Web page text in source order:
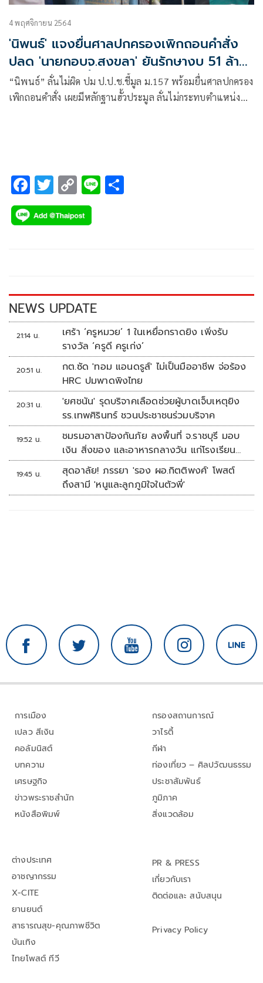
4 พฤศจิกายน 2564
'นิพนธ์' แจงยื่นศาลปกครองเพิกถอนคำสั่ง
ปลด 'นายกอบจ.สงขลา' ยันรักษางบ 51 ล้าน
ไม่เบิกจ่ายเหตุฮั้วประมูล
“นิพนธ์” ลั่นไม่ผิด ปม ป.ป.ช.ชี้มูล ม.157 พร้อมยื่นศาลปกครอง
เพิกถอนคำสั่ง เผยมีหลักฐานฮั้วประมูล ลั่นไม่กระทบตำแหน่ง
F
ac
e
k
T
wi
tt
C
o
p
k
Li
NEWS UPDATE
21:14 น.
เศร้า ‘ครูหมวย’ 1 ในเหยื่อกราดยิง เพิ่งรับ
รางวัล ‘ครูดี ครูเก่ง’
20:51 น.
กต.ซัด 'ทอม แอนดรูส์' ไม่เป็นมืออาชีพ จ่อร้อง
HRC ปมพาดพิงไทย
20:31 น.
'ยศชนัน' รุดบริจาคเลือดช่วยผู้บาดเจ็บเหตุยิง
รร.เทพศิรินทร์ ชวนประชาชนร่วมบริจาค
19:52 น.
ชมรมอาสาป้องกันภัย ลงพื้นที่ จ.ราชบุรี มอบ
เงิน สิ่งของ และอาหารกลางวัน แก่โรงเรียน
บ้านหนองน้ำใส
19:45 น.
สุดอาลัย! ภรรยา 'รอง ผอ.กิตติพงศ์' โพสต์
ถึงสามี 'หนูและลูกภูมิใจในตัวพี่'
การเมือง
เปลว สีเงิน
คอลัมนิสต์
บทความ
เศรษฐกิจ
ข่าวพระราชสำนัก
หนังสือพิมพ์
กรองสถานการณ์
วาไรตี้
กีฬา
ท่องเที่ยว – ศิลปวัฒนธรรม
ประชาสัมพันธ์
ภูมิภาค
สิ่งแวดล้อม
ต่างประเทศ
อาชญากรรม
X-CITE
ยานยนต์
สาธารณสุข-คุณภาพชีวิต
บันเทิง
ไทยโพสต์ ทีวี
PR & PRESS
เกี่ยวกับเรา
ติดต่อและ สนับสนุน
Privacy Policy